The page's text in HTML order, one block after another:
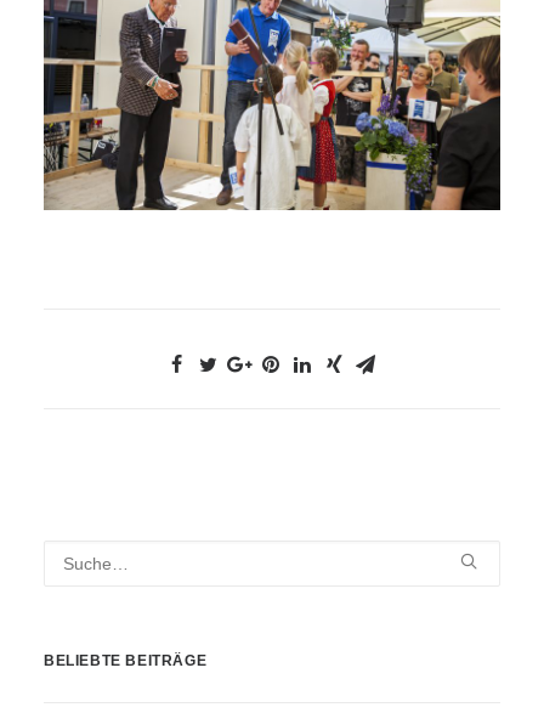
BELIEBTE BEITRÄGE